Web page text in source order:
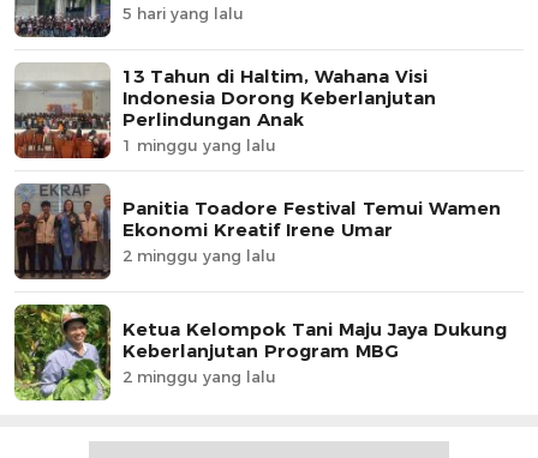
5 hari yang lalu
13 Tahun di Haltim, Wahana Visi
Indonesia Dorong Keberlanjutan
Perlindungan Anak
1 minggu yang lalu
Panitia Toadore Festival Temui Wamen
Ekonomi Kreatif Irene Umar
2 minggu yang lalu
Ketua Kelompok Tani Maju Jaya Dukung
Keberlanjutan Program MBG
2 minggu yang lalu